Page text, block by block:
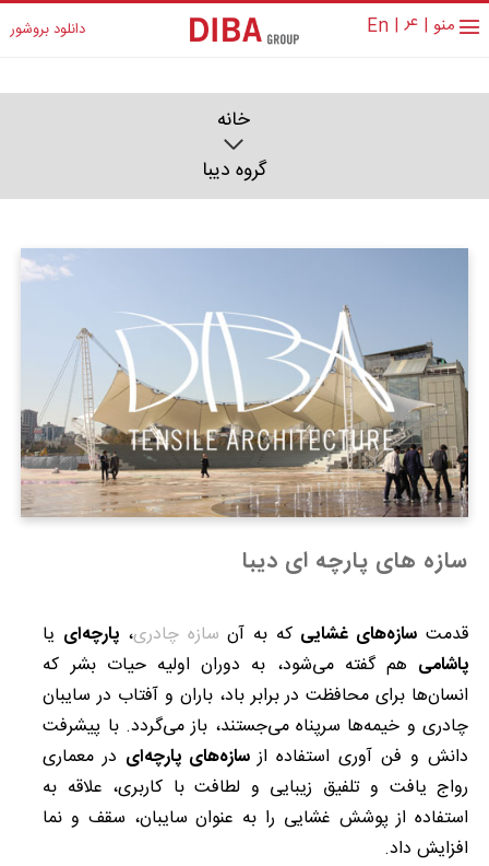
دانلود بروشور منو | عر |
En
خانه
گروه دیبا
سازه های پارچه ای دیبا
قدمت سازه‌های غشایی که به آن سازه چادری، پارچه‌ای یا
پاشامی هم گفته می‌شود، به دوران اولیه حیات بشر که
انسان‌ها برای محافظت در برابر باد، باران و آفتاب در سایبان
چادری و خیمه‌ها سرپناه می‌جستند، باز می‌گردد. با پیشرفت
دانش و فن ‏آوری استفاده ازسازه‌های پارچه‌ای در معماری
رواج یافت و تلفیق زیبایی و لطافت با کاربری، علاقه به
استفاده از پوشش غشایی را به عنوان سایبان، سقف و نما
افزایش داد.